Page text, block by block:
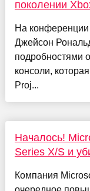
поколении
На конференции
Джейсон
подробностями
консоли,
Proj...
Началось!
Series X/S и
Компания